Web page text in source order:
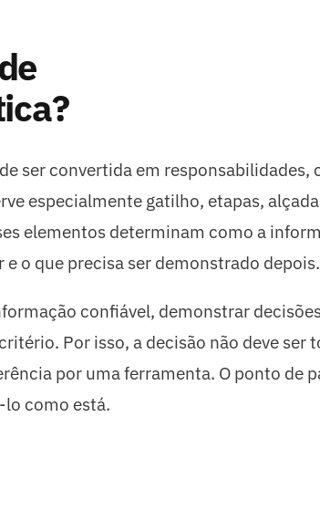
ser convertida em responsabilidades,
especialmente gatilho, etapas,
elementos determinam como a
o que precisa ser demonstrado depois.
confiável, demonstrar
Por isso, a decisão não deve ser
por uma ferramenta. O ponto de
lo como está.